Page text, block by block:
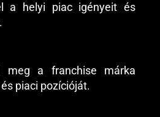
a helyi piac igényeit és
meg a franchise márka
piaci pozícióját.